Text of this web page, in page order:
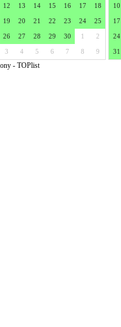
12 13 14 15 16 17 18
19 20 21 22 23 24 25
26 27 28 29 30 1 2
3 4 5 6 7 8 9
10
17
24
31